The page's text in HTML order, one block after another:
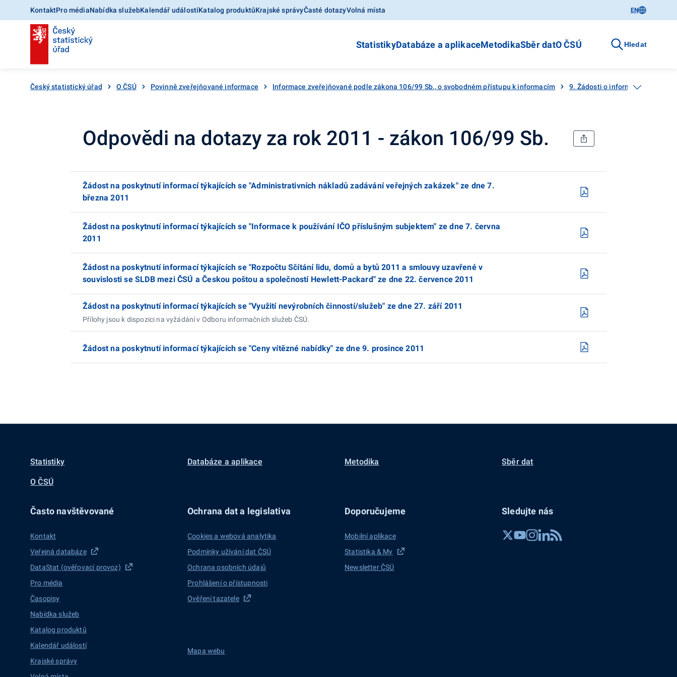
KontaktPro médiaNabídka služebKalendář událostíKatalog produktůKrajské správyČasté dotazyVolná místa EN
StatistikyDatabáze a aplikaceMetodikaSběr datO ČSÚ Hledat
Český statistický úřad O ČSÚ Povinně zveřejňované informace Informace zveřejňované podle zákona 106/99 Sb., o svobodném přístupu k informacím 9. Žádosti o informace a
Odpovědi na dotazy za rok 2011 - zákon 106/99 Sb.
Žádost na poskytnutí informací týkajících se "Administrativních nákladů zadávání veřejných zakázek" ze dne 7.
března 2011
Žádost na poskytnutí informací týkajících se "Informace k používání IČO příslušným subjektem" ze dne 7. června
2011
Žádost na poskytnutí informací týkajících se "Rozpočtu Sčítání lidu, domů a bytů 2011 a smlouvy uzavřené v
souvislosti se SLDB mezi ČSÚ a Českou poštou a společností Hewlett-Packard" ze dne 22. července 2011
Žádost na poskytnutí informací týkajících se "Využití nevýrobních činností/služeb" ze dne 27. září 2011
Přílohy jsou k dispozici na vyžádání v Odboru informačních služeb ČSÚ.
Žádost na poskytnutí informací týkajících se "Ceny vítězné nabídky" ze dne 9. prosince 2011
Statistiky Databáze a aplikace Metodika Sběr dat
O ČSÚ
Často navštěvované
Kontakt
Veřejná databáze
DataStat (ověřovací provoz)
Pro média
Časopisy
Nabídka služeb
Katalog produktů
Kalendář událostí
Krajské správy
Ochrana dat a legislativa
Cookies a webová analytika
Podmínky užívání dat ČSÚ
Ochrana osobních údajů
Prohlášení o přístupnosti
Ověření tazatele
Mapa webu
Doporučujeme
Mobilní aplikace
Statistika & My
Newsletter ČSÚ
Sledujte nás